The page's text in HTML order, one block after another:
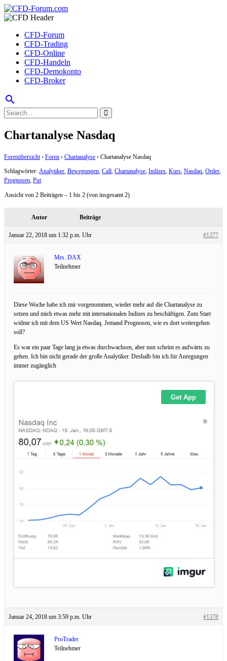
CFD-Forum
CFD-Trading
CFD-Online
CFD-Handeln
CFD-Demokonto
CFD-Broker
search
Chartanalyse Nasdaq
Forenübersicht › Foren › Chartanalyse › Chartanalyse Nasdaq
Schlagwörter: Analytiker, Bewegungen, Call, Chartanalyse, Indizes, Kurs, Nasdaq, Order,
Prognosen, Put
Ansicht von 2 Beiträgen – 1 bis 2 (von insgesamt 2)
Autor Beiträge
Januar 22, 2018 um 1:32 p.m. Uhr #1377
Mrs. DAX
Teilnehmer
Diese Woche habe ich mir vorgenommen, wieder mehr auf die Chartanalyse zu
setzen und mich etwas mehr mit internationalen Indizes zu beschäftigen. Zum Start
widme ich mit dem US Wert Nasdaq. Jemand Prognosen, wie es dort weitergehen
soll?
Es war ein paar Tage lang ja etwas durchwachsen, aber nun scheint es aufwärts zu
gehen. Ich bin nicht gerade der große Analytiker. Deshalb bin ich für Anregungen
immer zugänglich
Januar 24, 2018 um 3:59 p.m. Uhr #1378
ProTrader
Teilnehmer